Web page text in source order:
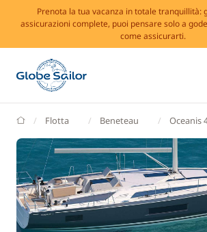
Prenota la tua vacanza in totale tranquillità:
assicurazioni complete, puoi pensare solo a
come assicurarti.
GlobeSailor
Flotta Beneteau Oceanis